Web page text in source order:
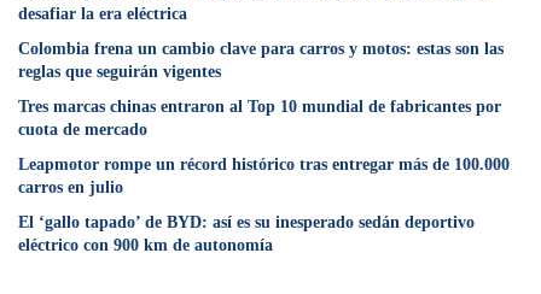
desafiar la era eléctrica
Colombia frena un cambio clave para carros y motos: estas son las
reglas que seguirán vigentes
Tres marcas chinas entraron al Top 10 mundial de fabricantes por
cuota de mercado
Leapmotor rompe un récord histórico tras entregar más de 100.000
carros en julio
El ‘gallo tapado’ de BYD: así es su inesperado sedán deportivo
eléctrico con 900 km de autonomía